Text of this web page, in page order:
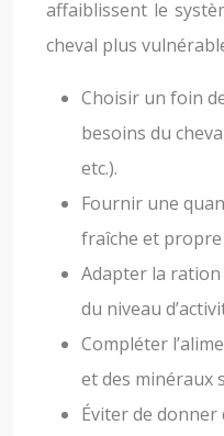
affaiblissent le
cheval plus
Choisir un foin
besoins du
etc.).
Fournir une
fraîche et
Adapter la
du niveau
Compléter
et des minéraux
Éviter de donner